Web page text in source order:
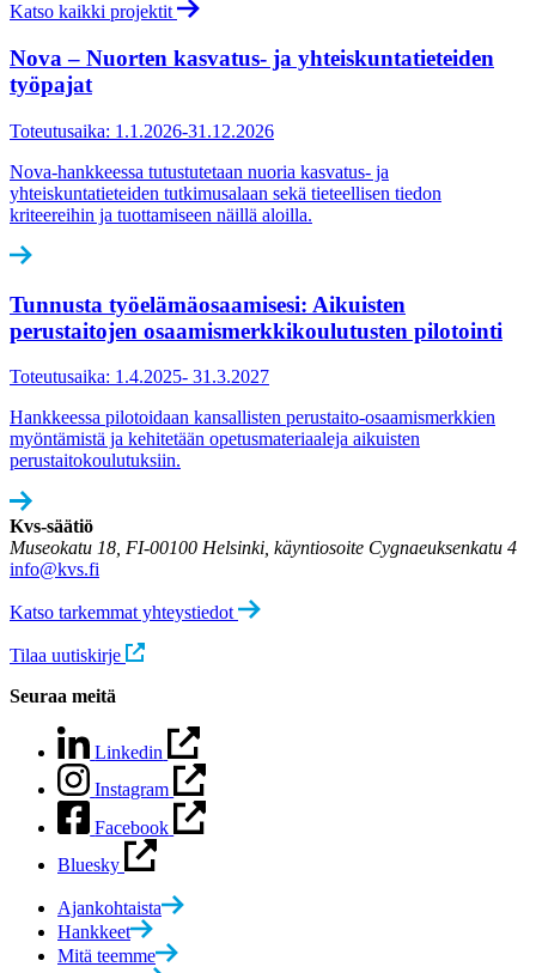
Katso kaikki projektit
Nova – Nuorten kasvatus- ja yhteiskuntatieteiden
työpajat
Toteutusaika: 1.1.2026-31.12.2026
Nova-hankkeessa tutustutetaan nuoria kasvatus- ja
yhteiskuntatieteiden tutkimusalaan sekä tieteellisen tiedon
kriteereihin ja tuottamiseen näillä aloilla.
Tunnusta työelämäosaamisesi: Aikuisten
perustaitojen osaamismerkkikoulutus­ten pilotointi
Toteutusaika: 1.4.2025- 31.3.2027
Hankkeessa pilotoidaan kansallisten perustaito-osaamismerkkien
myöntämistä ja kehitetään opetusmateriaaleja aikuisten
perustaitokoulutuksiin.
Kvs-säätiö
Museokatu 18, FI-00100 Helsinki, käyntiosoite Cygnaeuksenkatu 4
info@kvs.fi
Katso tarkemmat yhteystiedot
Tilaa uutiskirje
Seuraa meitä
Linkedin
Instagram
Facebook
Bluesky
Ajankohtaista
Hankkeet
Mitä teemme